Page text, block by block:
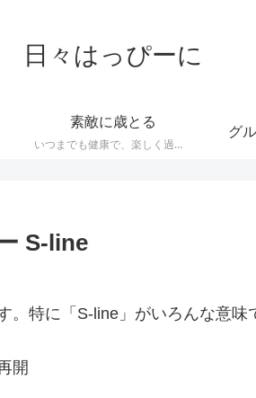
日々はっぴーに
素敵に歳とる
いつまでも健康で、楽しく過ごせるような知恵とかモノなど
グ
S-line
特に「S-line」がいろんな意味
開